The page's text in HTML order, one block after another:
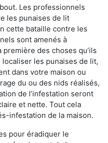
Les professionnels
les punaises de lit
cette bataille contre les
sont amenés à
des choses qu’ils
les punaises de lit,
dans votre maison ou
du ou des nids réalisés,
de l’infestation seront
et nette. Tout cela
infestation de la maison.
pour éradiquer le